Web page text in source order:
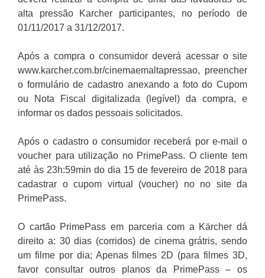
alta pressão Karcher participantes, no período de
01/11/2017 a 31/12/2017.
Após a compra o consumidor deverá acessar o site
www.karcher.com.br/cinemaemaltapressao, preencher
o formulário de cadastro anexando a foto do Cupom
ou Nota Fiscal digitalizada (legível) da compra, e
informar os dados pessoais solicitados.
Após o cadastro o consumidor receberá por e-mail o
voucher para utilização no PrimePass. O cliente tem
até às 23h:59min do dia 15 de fevereiro de 2018 para
cadastrar o cupom virtual (voucher) no no site da
PrimePass.
O cartão PrimePass em parceria com a Kärcher dá
direito a: 30 dias (corridos) de cinema grátris, sendo
um filme por dia; Apenas filmes 2D (para filmes 3D,
favor consultar outros planos da PrimePass – os